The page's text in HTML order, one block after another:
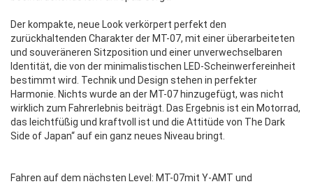
Der kompakte, neue Look verkörpert perfekt den
zurückhaltenden Charakter der MT-07, mit einer überarbeiteten
und souveräneren Sitzposition und einer unverwechselbaren
Identität, die von der minimalistischen LED-Scheinwerfereinheit
bestimmt wird. Technik und Design stehen in perfekter
Harmonie. Nichts wurde an der MT-07 hinzugefügt, was nicht
wirklich zum Fahrerlebnis beiträgt. Das Ergebnis ist ein Motorrad,
das leichtfüßig und kraftvoll ist und die Attitüde von The Dark
Side of Japan“ auf ein ganz neues Niveau bringt.
Fahren auf dem nächsten Level: MT-07mit Y-AMT und